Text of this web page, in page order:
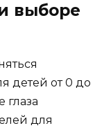
выборе
детей от 0 до
глаза
для